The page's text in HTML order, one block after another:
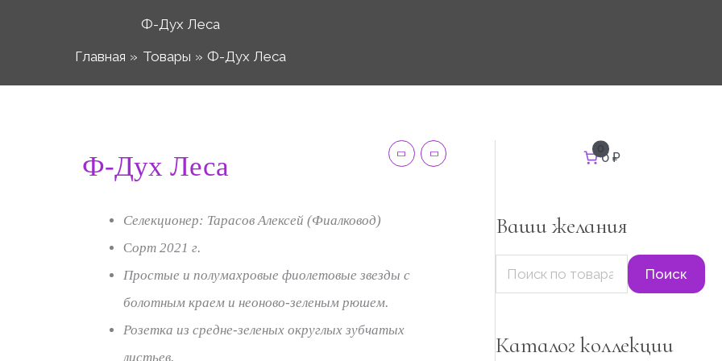
Ф-Дух Леса
Главная
Товары Ф-Дух Леса
Ф-Дух Леса
Селекционер: Тарасов Алексей (Фиалковод)
Сорт 2021 г.
Простые и полумахровые фиолетовые звезды с
болотным краем и неоново-зеленым рюшем.
Розетка из средне-зеленых округлых зубчатых
листьев.
цен:
50 ₽
–
товара
Леса
0
0 ₽
Ваши желания
ь
Поиск
Каталог коллекции